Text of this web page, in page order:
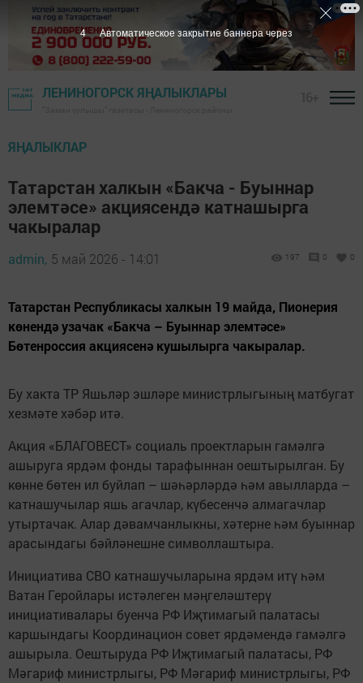
ЛЕНИНОГОРСК ЯҢАЛЫКЛАРЫ
ЯҢАЛЫКЛАР
Татарстан халкын «Бакча - Буыннар
элемтәсе» акциясендә катнашырга
чакыралар
admin, 5 май 2026 - 14:01 197 0 0
Татарстан Республикасы халкын 19 майда, Пионерия
көнендә узачак «Бакча – Буыннар элемтәсе»
Бөтенроссия акциясенә кушылырга чакыралар.
Бу хакта ТР Яшьләр эшләре министрлыгының матбугат
хезмәте хәбәр итә.
Акция «БЛАГОВЕСТ» социаль проектларын гамәлгә
ашыруга ярдәм фонды тарафыннан оештырылган. Бу
көнне бөтен ил буйлап – шәһәрләрдә һәм авылларда –
катнашучылар яшь агачлар, күбесенчә алмагачлар
утыртачак. Алар дәвамчанлыкны, хәтерне һәм буыннар
арасындагы бәйләнешне символлаштыра.
Инициатива СВО катнашучыларына ярдәм итү һәм
Ватан Геройлары истәлеген мәңгеләштерү
инициативалары буенча РФ Иҗтимагый палатасы
каршындагы Координацион совет ярдәмендә гамәлгә
ашырыла. Оештыруда РФ Иҗтимагый палатасы, РФ
Мәгариф министрлыгы, РФ Мәгариф министрлыгы, РФ
2 Автоматическое закрытие баннера через